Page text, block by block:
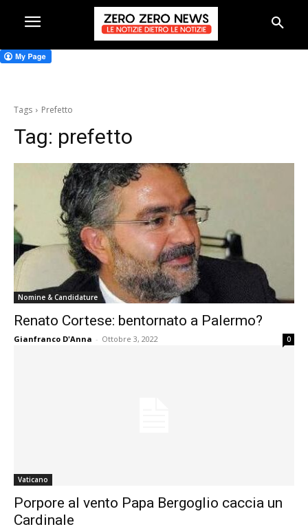
Tags Prefetto
Tag: prefetto
Nomine & Candidature
Renato Cortese: bentornato a Palermo?
Gianfranco D'Anna - Ottobre 3, 2022 0
Vaticano
Porpore al vento Papa Bergoglio caccia un
Cardinale